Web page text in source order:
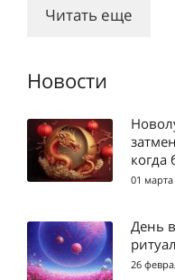
Читать еще
Новости
когда
01
День
26